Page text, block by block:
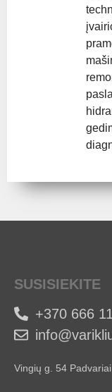
SUSISIEKITE
+370 666
Vingių g. 54